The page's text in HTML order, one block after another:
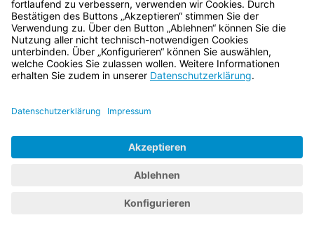
Bayerischen Landtags, das zur Zeit seines Todes
Altersentschädigung erhalten hätte, eines verstorbenen
Mitglieds des Bayerischen Landtags oder eines
verstorbenen Empfängers von Altersentschädigung erhalten
Waisengeld.2Es beträgt für die Vollwaise 20 und die
Halbwaise zwölf v.H. der Altersentschädigung nach den
Art. 18a Versorgungsausgleich
Die Berechnung und Durchführung des
Versorgungsausgleichs bestimmt sich nach §§ 14 und 16
des Versorgungsausgleichsgesetzes.
Soweit in diesem Gesetz nichts anderes bestimmt ist, sind